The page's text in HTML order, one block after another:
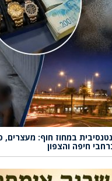
במחוז חוף: מעצרים,
חיפה והצפון